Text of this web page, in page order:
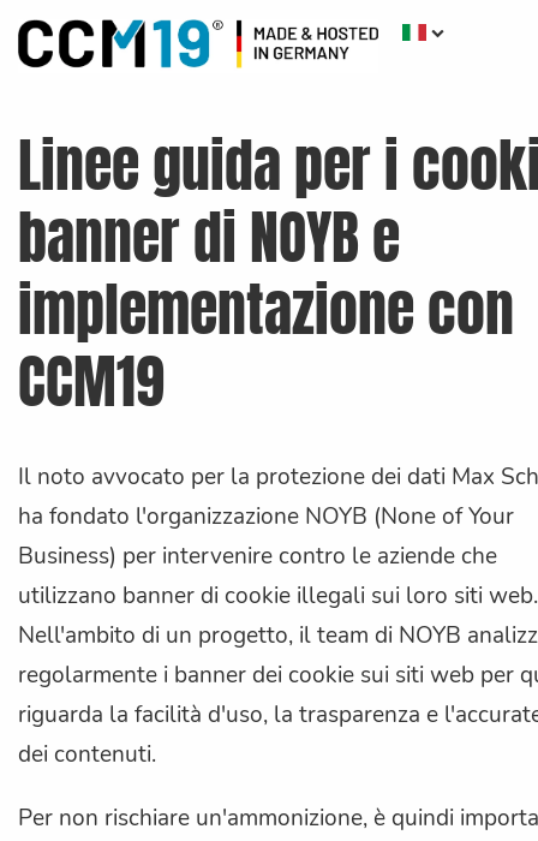
Linee guida per i
banner di NOYB e
implementazione con
CCM19
Il noto avvocato per la protezione dei dati Max
ha fondato l'organizzazione NOYB (None of Your
Business) per intervenire contro le aziende che
utilizzano banner di cookie illegali sui loro siti web.
Nell'ambito di un progetto, il team di NOYB
regolarmente i banner dei cookie sui siti web per
riguarda la facilità d'uso, la trasparenza e
dei contenuti.
Per non rischiare un'ammonizione, è quindi